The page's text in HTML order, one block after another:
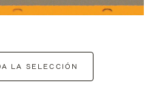
LA SELECCIÓN